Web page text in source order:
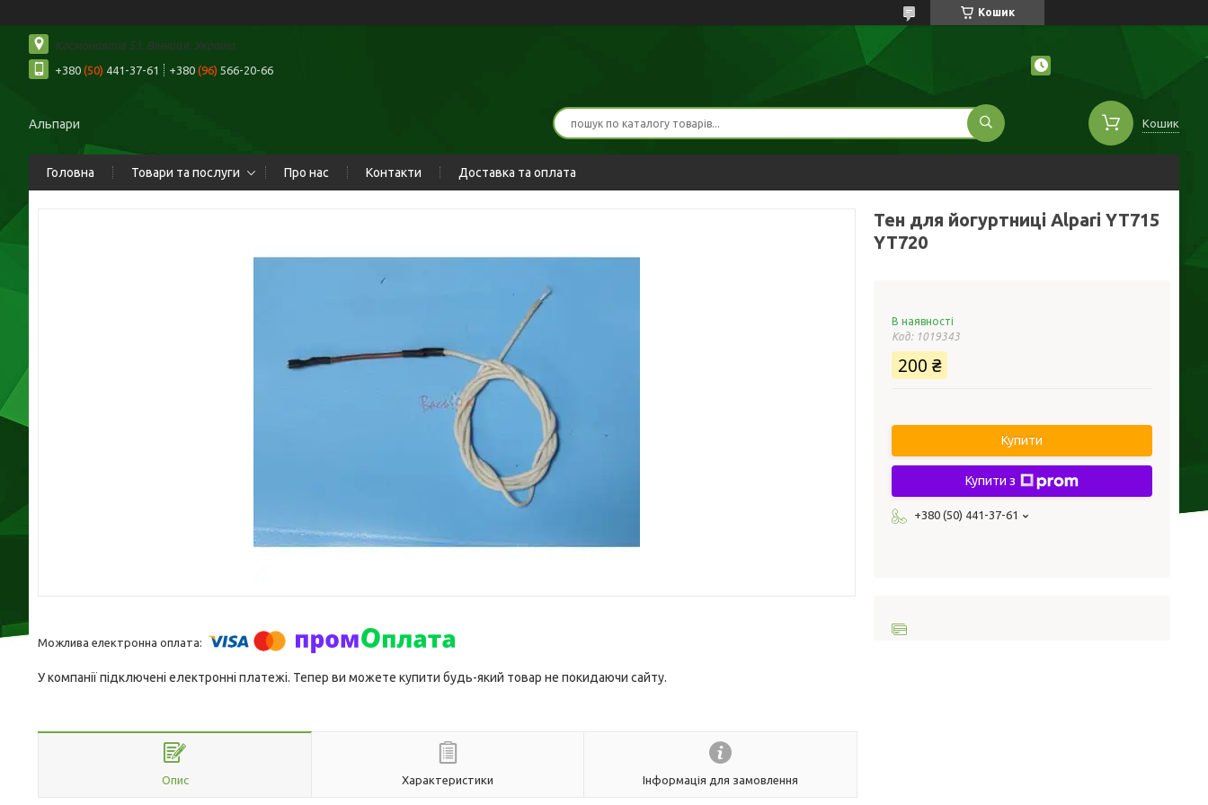
Кошик
Космонавтів 53, Вінниця, Україна
+380 (50) 441-37-61 +380 (96) 566-20-66
Альпари Кошик
Головна Товари та послуги Про нас Контакти Доставка та оплата
У компанії підключені електронні платежі. Тепер ви можете купити будь-який товар не покидаючи сайту.
Опис Характеристики Інформація для замовлення
Тен для йогуртниці Alpari YT715
YT720
В наявності
Код: 1019343
200 ₴
Купити
Купити з
+380 (50) 441-37-61